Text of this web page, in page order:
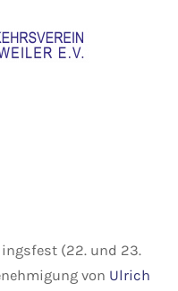
(22. und 23.
von Ulrich